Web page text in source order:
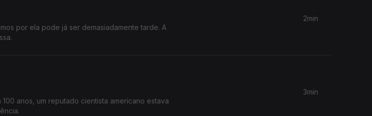
por ela pode já ser demasiadamente tarde. A
2min
anos, um reputado cientista americano estava
3min